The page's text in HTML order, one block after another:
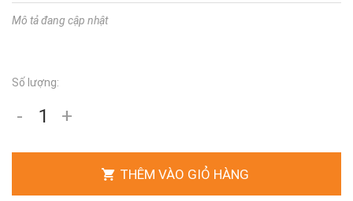
Mô tả đang cập nhật
Số lượng:
- +
THÊM VÀO GIỎ HÀNG